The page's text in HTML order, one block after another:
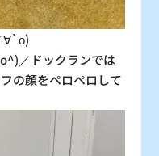
／ドックランでは
の顔をペロペロして